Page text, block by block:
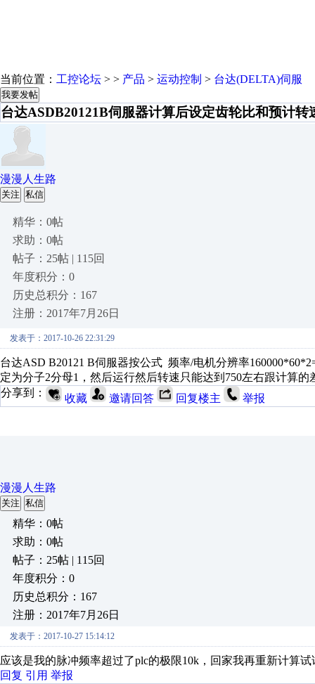
当前位置： 工控论坛 > > 产品 > 运动控制 > 台达(DELTA)伺服
我要发帖
台达ASDB20121B伺服器计算后设定齿轮比和预计转
漫漫人生路
关注 私信
精华：0帖
求助：0帖
帖子：25帖 | 115回
年度积分：0
历史总积分：167
注册：2017年7月26日
发表于：2017-10-26 22:31:29
台达ASD B20121 B伺服器按公式 频率/电机分辨率
定为分子2分母1，然后运行然后转速只能达到750左右跟计算
分享到：
收藏 邀请回答 回复楼主 举报
漫漫人生路
关注 私信
精华：0帖
求助：0帖
帖子：25帖 | 115回
年度积分：0
历史总积分：167
注册：2017年7月26日
发表于：2017-10-27 15:14:12
应该是我的脉冲频率超过了plc的极限10k，回家我再重新计算试
回复 引用 举报